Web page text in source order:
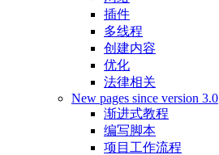
插件
多线程
创建内容
优化
法律相关
New pages since version 3.0
渐进式教程
编写脚本
项目工作流程